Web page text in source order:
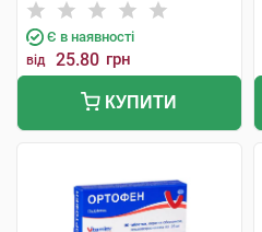
Є в наявності
від 25.80 грн
КУПИТИ